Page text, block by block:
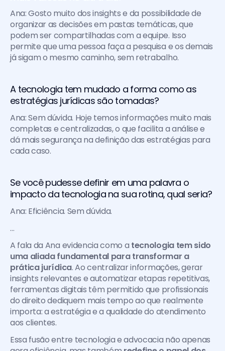
Ana: Gosto muito dos insights e da possibilidade de
organizar as decisões em pastas temáticas, que
podem ser compartilhadas com a equipe. Isso
permite que uma pessoa faça a pesquisa e os demais
já sigam o mesmo caminho, sem retrabalho.
A tecnologia tem mudado a forma como as
estratégias jurídicas são tomadas?
Ana: Sem dúvida. Hoje temos informações muito mais
completas e centralizadas, o que facilita a análise e
dá mais segurança na definição das estratégias para
cada caso.
Se você pudesse definir em uma palavra o
impacto da tecnologia na sua rotina, qual seria?
Ana: Eficiência. Sem dúvida.
…
A fala da Ana evidencia como a tecnologia tem sido
uma aliada fundamental para transformar a
prática jurídica. Ao centralizar informações, gerar
insights relevantes e automatizar etapas repetitivas,
ferramentas digitais têm permitido que profissionais
do direito dediquem mais tempo ao que realmente
importa: a estratégia e a qualidade do atendimento
aos clientes.
Essa fusão entre tecnologia e advocacia não apenas